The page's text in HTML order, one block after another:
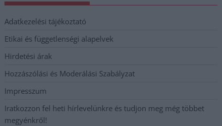
Adatkezelési tájékoztató
Etikai és függetlenségi alapelvek
Hirdetési árak
Hozzászólási és Moderálási Szabályzat
Impresszum
Iratkozzon fel heti hírlevelünkre és tudjon meg még többet
megyénkről!